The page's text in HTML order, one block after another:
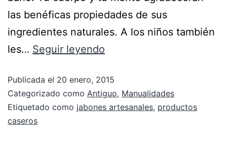
las benéficas propiedades de sus
ingredientes naturales. A los niños también
les… Seguir leyendo
Publicada el 20 enero, 2015
Categorizado como Antiguo, Manualidades
Etiquetado como jabones artesanales, productos
caseros